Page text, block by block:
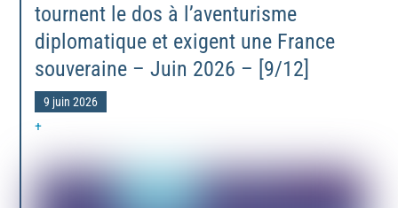
tournent le dos à l’aventurisme
diplomatique et exigent une France
souveraine – Juin 2026 – [9/12]
9 juin 2026
+